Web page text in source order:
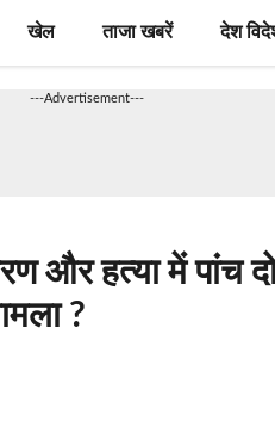
खेल ताजा खबरें देश
---Advertisement---
और हत्या में पांच
?